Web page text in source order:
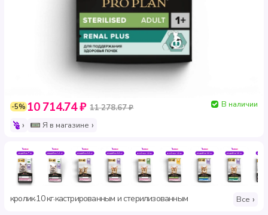
-5% 10 714.74 ₽ 11 278.67 ₽
В наличии
Я в магазине
кролик·10 кг·кастрированным и стерилизованным Все